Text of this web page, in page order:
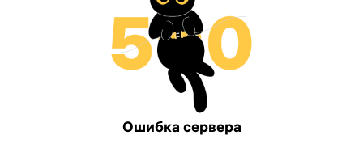
Ошибка сервера